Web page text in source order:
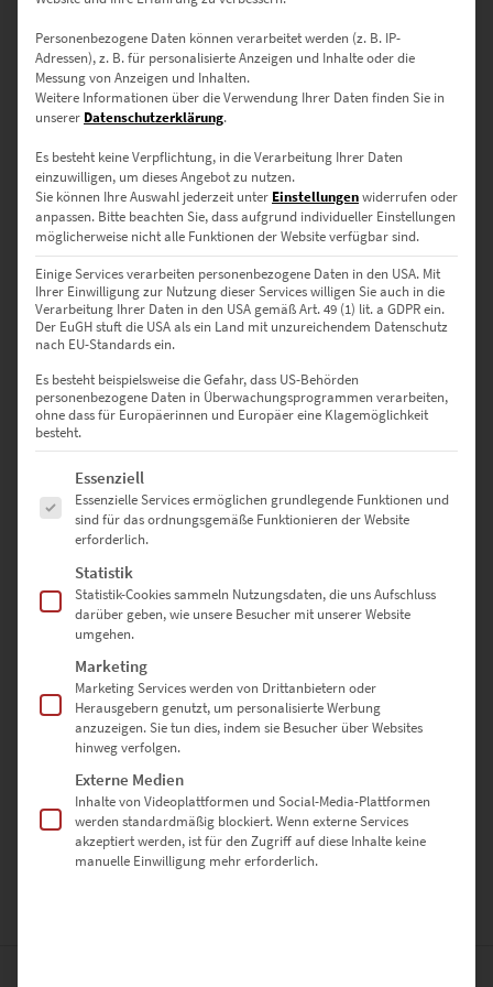
Wähle aus verschiedenen Größen, die genau zu Deinem Raum
passen:
30 x 20 cm– Für kleine Wände oder dezente Akzente.
60 x 40 cm – Ideal für Wohnzimmer und Schlafzimmer.
75 x 50 cm– Eine großzügige Größe für mehr Präsenz.
90 x 60 cm– Für größere Wandflächen geeignet.
120 x 80 cm– Ein Statement-Piece für Dein Zuhause.
135 x 90 cm– Setzt markante Akzente in größeren Räumen.
150 x 100 cm– Für beeindruckende Wandinstallationen.
Warum dieses Bild Dein Zuhause
bereichert
Hochwertige Materialien:Sorgfältige Verarbeitung und brillante
Druckqualität.
Einzigartiges Motiv:
Ruhe der Nacht.
✔Flexibilität:Perfekt für jede Einrichtung und Raumgröße.
Bestelle jetzt Dein individuelles
Wandbild
Gib Deinem Zuhause einen modernen Touch mit diesem
hochwertigen Wandbild. Wähle Dein Lieblingsformat und lass
Holzgerlingen At the Speed of Light Vol VIIIzum Highlight Deiner
Wände werden!
Personenbezogene Daten können verarbeitet werden (z. B. IP-
Adressen), z. B. für personalisierte Anzeigen und Inhalte oder die
Messung von Anzeigen und Inhalten.
Weitere Informationen über die Verwendung Ihrer Daten finden Sie in
unserer Datenschutzerklärung.
Es besteht keine Verpflichtung, in die Verarbeitung Ihrer Daten
einzuwilligen, um dieses Angebot zu nutzen.
Sie können Ihre Auswahl jederzeit unter Einstellungenwiderrufen oder
anpassen. Bitte beachten Sie, dass aufgrund individueller Einstellungen
möglicherweise nicht alle Funktionen der Website verfügbar sind.
Einige Services verarbeiten personenbezogene Daten in den USA. Mit
Ihrer Einwilligung zur Nutzung dieser Services willigen Sie auch in die
Verarbeitung Ihrer Daten in den USA gemäß Art. 49 (1) lit. a GDPR ein.
Der EuGH stuft die USA als ein Land mit unzureichendem Datenschutz
nach EU-Standards ein.
Es besteht beispielsweise die Gefahr, dass US-Behörden
personenbezogene Daten in Überwachungsprogrammen verarbeiten,
ohne dass für Europäerinnen und Europäer eine Klagemöglichkeit
besteht.
Es folgt eine Liste der Service-Gruppen, für die eine Einwilligung
Essenziell
Essenzielle Services ermöglichen grundlegende Funktionen und
sind für das ordnungsgemäße Funktionieren der Website
erforderlich.
Statistik
Statistik-Cookies sammeln Nutzungsdaten, die uns Aufschluss
darüber geben, wie unsere Besucher mit unserer Website
umgehen.
Marketing
Marketing Services werden von Drittanbietern oder
Herausgebern genutzt, um personalisierte Werbung
anzuzeigen. Sie tun dies, indem sie Besucher über Websites
hinweg verfolgen.
Externe Medien
Inhalte von Videoplattformen und Social-Media-Plattformen
werden standardmäßig blockiert. Wenn externe Services
akzeptiert werden, ist für den Zugriff auf diese Inhalte keine
manuelle Einwilligung mehr erforderlich.